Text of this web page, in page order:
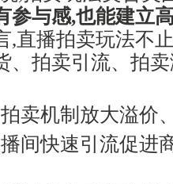
参与感,也能建立
,直播拍卖玩法不
、拍卖引流、拍
卖机制放大溢价
间快速引流促进